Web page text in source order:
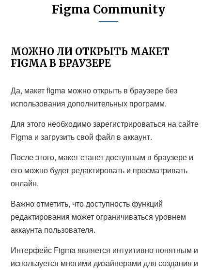
Figma Community
МОЖНО ЛИ ОТКРЫТЬ МАКЕТ
FIGMA В БРАУЗЕРЕ
Да, макет figma можно открыть в браузере без
использования дополнительных программ.
Для этого необходимо зарегистрироваться на сайте
Figma и загрузить свой файл в аккаунт.
После этого, макет станет доступным в браузере и
его можно будет редактировать и просматривать
онлайн.
Важно отметить, что доступность функций
редактирования может ограничиваться уровнем
аккаунта пользователя.
Интерфейс Figma является интуитивно понятным и
используется многими дизайнерами для создания и